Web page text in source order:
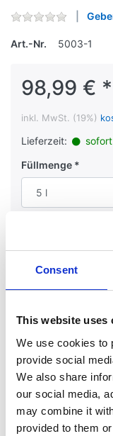
Consent
This website uses
We use cookies to
provide social
We also share
our social media,
may combine it
provided to them
Art.-Nr. 5003-1
98,99 € *
inkl. MwSt. (19%)
Lieferzeit:
Füllmenge
Beschreibung
Die Abgabe
die über die
verfügt.premium-